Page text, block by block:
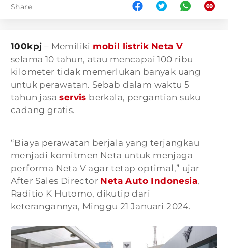
Share
100kpj – Memiliki mobil listrik Neta V
selama 10 tahun, atau mencapai 100 ribu
kilometer tidak memerlukan banyak uang
untuk perawatan. Sebab dalam waktu 5
tahun jasaservis berkala, pergantian suku
cadang gratis.
“Biaya perawatan berjala yang terjangkau
menjadi komitmen Neta untuk menjaga
performa Neta V agar tetap optimal,” ujar
After Sales Director Neta Auto Indonesia,
Raditio K Hutomo, dikutip dari
keterangannya, Minggu 21 Januari 2024.